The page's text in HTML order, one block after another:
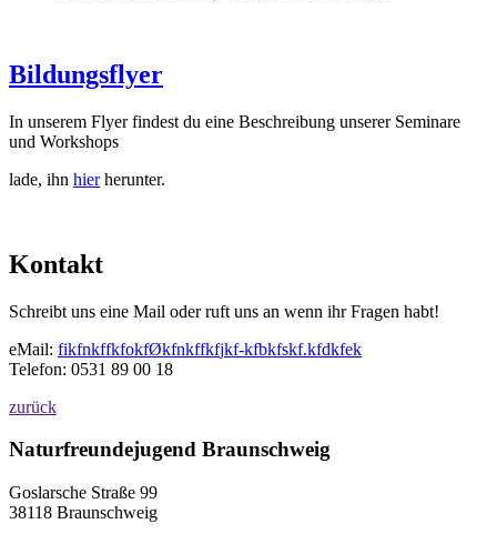
Bildungsflyer
In unserem Flyer findest du eine Beschreibung unserer Seminare
und Workshops
lade, ihn hierherunter.
Kontakt
Schreibt uns eine Mail oder ruft uns an wenn ihr Fragen habt!
eMail: fikfnkffkfokfØkfnkffkfjkf-kfbkfskf.kfdkfek
Telefon: 0531 89 00 18
zurück
Naturfreundejugend Braunschweig
Goslarsche Straße 99
38118 Braunschweig